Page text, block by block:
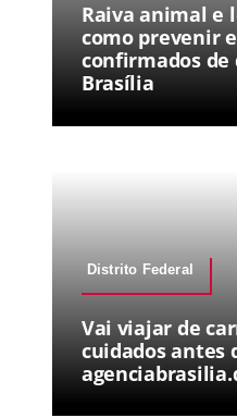
Raiva animal e
como prevenir
confirmados de
Brasília
Distrito Federal
Vai viajar de
cuidados antes